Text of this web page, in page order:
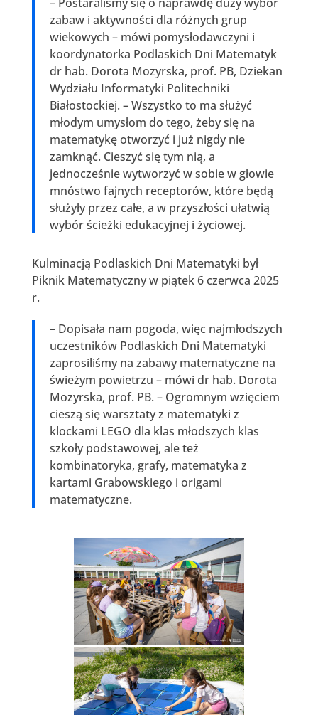
zabaw i aktywności dla różnych grup
wiekowych – mówi pomysłodawczyni i
koordynatorka Podlaskich Dni Matematyk
dr hab. Dorota Mozyrska, prof. PB, Dziekan
Wydziału Informatyki Politechniki
Białostockiej. – Wszystko to ma służyć
młodym umysłom do tego, żeby się na
matematykę otworzyć i już nigdy nie
zamknąć. Cieszyć się tym nią, a
jednocześnie wytworzyć w sobie w głowie
mnóstwo fajnych receptorów, które będą
służyły przez całe, a w przyszłości ułatwią
wybór ścieżki edukacyjnej i życiowej.
Kulminacją Podlaskich Dni Matematyki był
Piknik Matematyczny w piątek 6 czerwca 2025
r.
– Dopisała nam pogoda, więc najmłodszych
uczestników Podlaskich Dni Matematyki
zaprosiliśmy na zabawy matematyczne na
świeżym powietrzu – mówi dr hab. Dorota
Mozyrska, prof. PB. – Ogromnym wzięciem
cieszą się warsztaty z matematyki z
klockami LEGO dla klas młodszych klas
szkoły podstawowej, ale też
kombinatoryka, grafy, matematyka z
kartami Grabowskiego i origami
matematyczne.